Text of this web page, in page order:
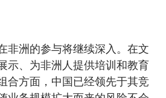
非洲的参与将继续深入。在文
示、为非洲人提供培训和教育
合方面，中国已经领先于其竞